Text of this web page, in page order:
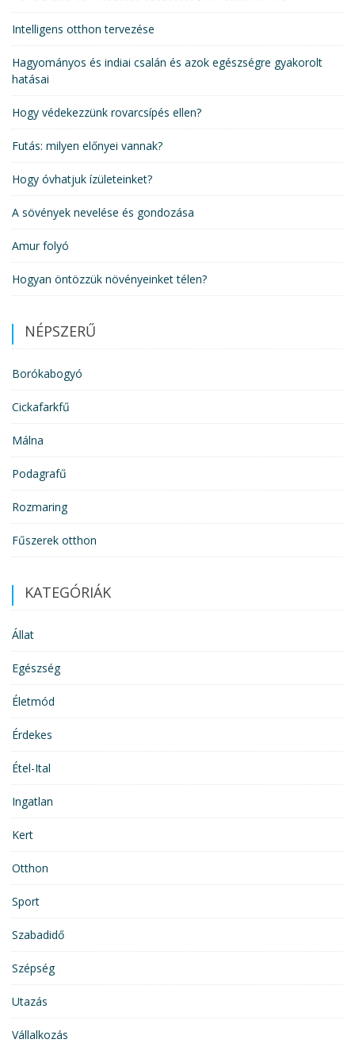
Intelligens otthon tervezése
Hagyományos és indiai csalán és azok egészségre gyakorolt
hatásai
Hogy védekezzünk rovarcsípés ellen?
Futás: milyen előnyei vannak?
Hogy óvhatjuk ízületeinket?
A sövények nevelése és gondozása
Amur folyó
Hogyan öntözzük növényeinket télen?
NÉPSZERŰ
Borókabogyó
Cickafarkfű
Málna
Podagrafű
Rozmaring
Fűszerek otthon
KATEGÓRIÁK
Állat
Egészség
Életmód
Érdekes
Étel-Ital
Ingatlan
Kert
Otthon
Sport
Szabadidő
Szépség
Utazás
Vállalkozás